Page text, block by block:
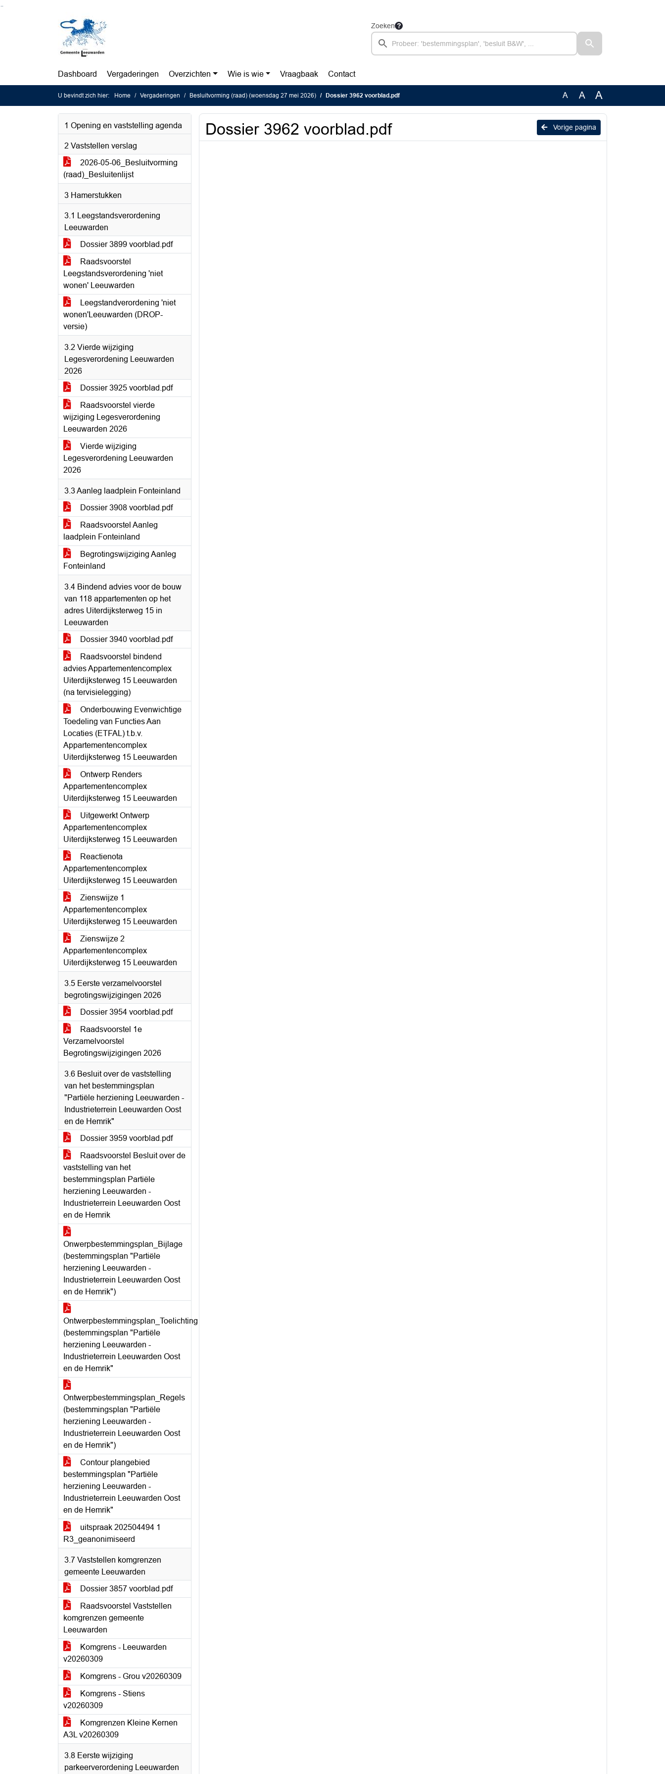
Zoeken
Dashboard Vergaderingen Overzichten Wie is wie Vraagbaak Contact
U bevindt zich hier: Home Vergaderingen Besluitvorming (raad) (woensdag 27 mei 2026) Dossier 3962 voorblad.pdf A A A
1 Opening en vaststelling agenda
2 Vaststellen verslag
2026-05-06_Besluitvorming
(raad)_Besluitenlijst
3 Hamerstukken
3.1 Leegstandsverordening
Leeuwarden
Dossier 3899 voorblad.pdf
Raadsvoorstel
Leegstandsverordening 'niet
wonen' Leeuwarden
Leegstandverordening 'niet
wonen'Leeuwarden (DROP-
versie)
3.2 Vierde wijziging
Legesverordening Leeuwarden
2026
Dossier 3925 voorblad.pdf
Raadsvoorstel vierde
wijziging Legesverordening
Leeuwarden 2026
Vierde wijziging
Legesverordening Leeuwarden
2026
3.3 Aanleg laadplein Fonteinland
Dossier 3908 voorblad.pdf
Raadsvoorstel Aanleg
laadplein Fonteinland
Begrotingswijziging Aanleg
Fonteinland
3.4 Bindend advies voor de bouw
van 118 appartementen op het
adres Uiterdijksterweg 15 in
Leeuwarden
Dossier 3940 voorblad.pdf
Raadsvoorstel bindend
advies Appartementencomplex
Uiterdijksterweg 15 Leeuwarden
(na tervisielegging)
Onderbouwing Evenwichtige
Toedeling van Functies Aan
Locaties (ETFAL) t.b.v.
Appartementencomplex
Uiterdijksterweg 15 Leeuwarden
Ontwerp Renders
Appartementencomplex
Uiterdijksterweg 15 Leeuwarden
Uitgewerkt Ontwerp
Appartementencomplex
Uiterdijksterweg 15 Leeuwarden
Reactienota
Appartementencomplex
Uiterdijksterweg 15 Leeuwarden
Zienswijze 1
Appartementencomplex
Uiterdijksterweg 15 Leeuwarden
Zienswijze 2
Appartementencomplex
Uiterdijksterweg 15 Leeuwarden
3.5 Eerste verzamelvoorstel
begrotingswijzigingen 2026
Dossier 3954 voorblad.pdf
Raadsvoorstel 1e
Verzamelvoorstel
Begrotingswijzigingen 2026
3.6 Besluit over de vaststelling
van het bestemmingsplan
"Partiële herziening Leeuwarden -
Industrieterrein Leeuwarden Oost
en de Hemrik"
Dossier 3959 voorblad.pdf
Raadsvoorstel Besluit over de
vaststelling van het
bestemmingsplan Partiële
herziening Leeuwarden -
Industrieterrein Leeuwarden Oost
en de Hemrik
Onwerpbestemmingsplan_Bijlage
(bestemmingsplan "Partiële
herziening Leeuwarden -
Industrieterrein Leeuwarden Oost
en de Hemrik")
Ontwerpbestemmingsplan_Toelichting
(bestemmingsplan "Partiële
herziening Leeuwarden -
Industrieterrein Leeuwarden Oost
en de Hemrik"
Ontwerpbestemmingsplan_Regels
(bestemmingsplan "Partiële
herziening Leeuwarden -
Industrieterrein Leeuwarden Oost
en de Hemrik")
Contour plangebied
bestemmingsplan "Partiële
herziening Leeuwarden -
Industrieterrein Leeuwarden Oost
en de Hemrik"
uitspraak 202504494 1
R3_geanonimiseerd
3.7 Vaststellen komgrenzen
gemeente Leeuwarden
Dossier 3857 voorblad.pdf
Raadsvoorstel Vaststellen
komgrenzen gemeente
Leeuwarden
Komgrens - Leeuwarden
v20260309
Komgrens - Grou v20260309
Komgrens - Stiens
v20260309
Komgrenzen Kleine Kernen
A3L v20260309
3.8 Eerste wijziging
parkeerverordening Leeuwarden
Vorige pagina
Dossier 3962 voorblad.pdf